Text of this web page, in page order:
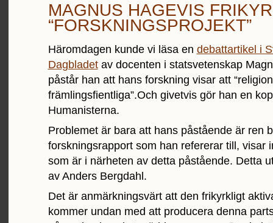
MAGNUS HAGEVIS
“FORSKNINGSPROJEKT”
Häromdagen kunde vi läsa en debattartikel i
Dagbladetav docenten i statsvetenskap
påstår han att hans forskning visar att
främlingsfientliga”.Och givetvis gör han en
Humanisterna.
Problemet är bara att hans påstående är ren
forskningsrapport som han refererar till, visar
som är i närheten av detta påstående. Detta
av Anders Bergdahl.
Det är anmärkningsvärt att den frikyrkligt
kommer undan med att producera denna